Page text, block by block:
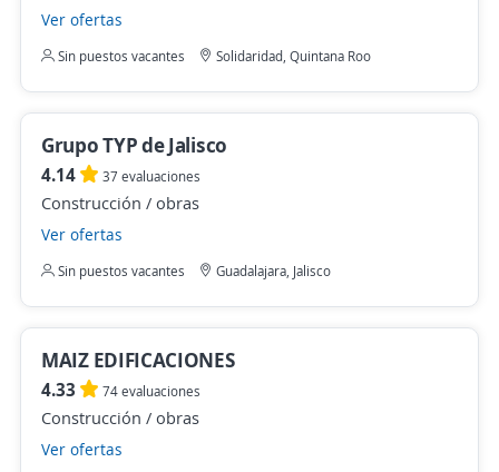
Ver ofertas
Sin puestos vacantes Solidaridad, Quintana Roo
Grupo TYP de Jalisco
4.14 37 evaluaciones
Construcción / obras
Ver ofertas
Sin puestos vacantes Guadalajara, Jalisco
MAIZ EDIFICACIONES
4.33 74 evaluaciones
Construcción / obras
Ver ofertas